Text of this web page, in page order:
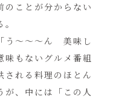
のことが分からない
う～～～ん 美味し
味もないグルメ番組
される料理のほとん
が、中には「この人